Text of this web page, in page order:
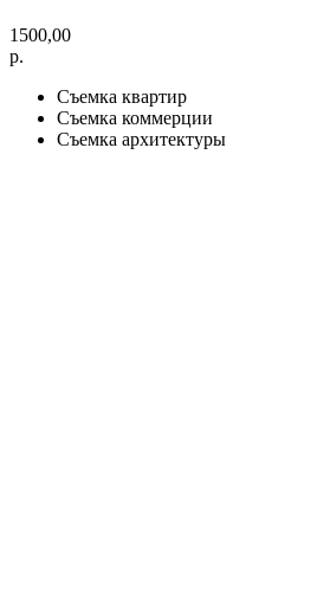
1500,00
р.
Съемка квартир
Съемка коммерции
Съемка архитектуры